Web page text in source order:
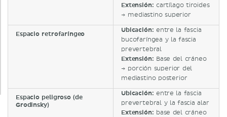
Extensión: cartílago tiroides
→ mediastino superior
Espacio retrofaríngeo
Ubicación: entre la fascia
bucofaríngea y la fascia
prevertebral
Extensión: Base del cráneo
→ porción superior del
mediastino posterior
Espacio peligroso (de
Grodinsky)
Ubicación: entre la fascia
prevertebral y la fascia alar
Extensión: base del cráneo